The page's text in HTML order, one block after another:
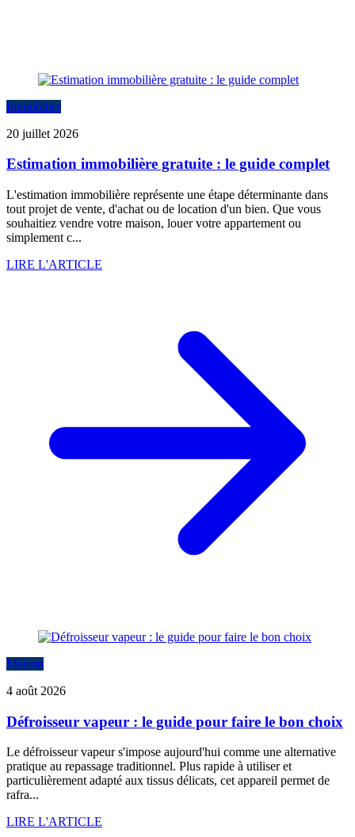
Immobilier
20 juillet 2026
Estimation immobilière gratuite : le guide complet
L'estimation immobilière représente une étape déterminante dans
tout projet de vente, d'achat ou de location d'un bien. Que vous
souhaitiez vendre votre maison, louer votre appartement ou
simplement c...
LIRE L'ARTICLE
Maison
4 août 2026
Défroisseur vapeur : le guide pour faire le bon choix
Le défroisseur vapeur s'impose aujourd'hui comme une alternative
pratique au repassage traditionnel. Plus rapide à utiliser et
particulièrement adapté aux tissus délicats, cet appareil permet de
rafra...
LIRE L'ARTICLE